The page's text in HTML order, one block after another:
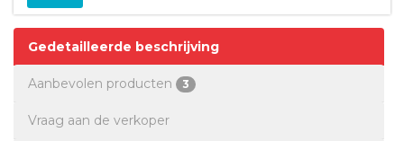
Gedetailleerde beschrijving
Aanbevolen producten 3
Vraag aan de verkoper